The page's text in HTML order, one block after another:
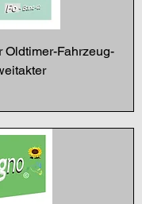
Fahrzeug-